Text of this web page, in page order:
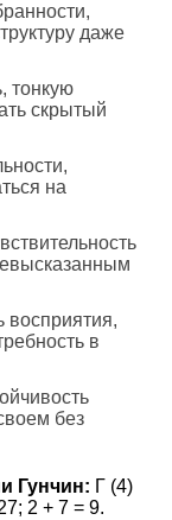
даже
тонкую
скрытый
на
восприятия,
в
без
Гунчин: Г (4)
2 + 7 = 9.